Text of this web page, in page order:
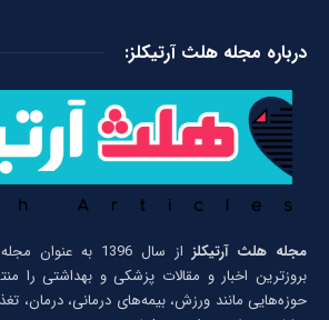
درباره مجله هلث آرتیکلز:
مجله هلث آرتیکلز
از سال 1396 به
بروزترین اخبار و مقالات پزشکی و بهداشتی را
حوزه‌هایی مانند ورزش، بیمه‌های درمانی، درمان،